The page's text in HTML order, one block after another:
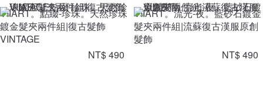
VIIART。點綴-珍珠。天然珍珠
鍍金髮夾兩件組|復古髮飾
VINTAGE
NT$ 490
VIIART。流光-夜。藍砂石鍍金
髮夾兩件組|流蘇復古漢服原創
髮飾
NT$ 490